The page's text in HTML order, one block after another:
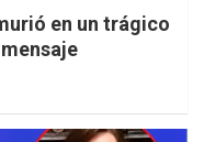
en un trágico